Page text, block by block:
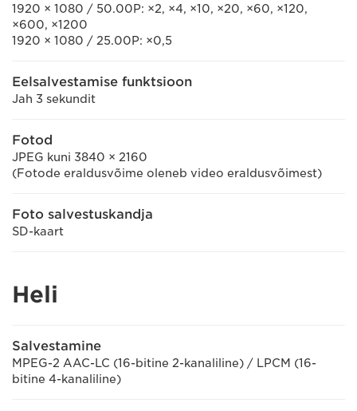
1920 × 1080 / 50.00P: ×2, ×4, ×10, ×20, ×60, ×120,
×600, ×1200
1920 × 1080 / 25.00P: ×0,5
Eelsalvestamise funktsioon
Jah 3 sekundit
Fotod
JPEG kuni 3840 × 2160
(Fotode eraldusvõime oleneb video eraldusvõimest)
Foto salvestuskandja
SD-kaart
Heli
Salvestamine
MPEG-2 AAC-LC (16-bitine 2-kanaliline) / LPCM (16-
bitine 4-kanaliline)